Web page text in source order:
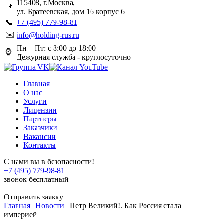
📌
115408, г.Москва,
ул. Братеевская, дом 16 корпус 6
📞 +7 (495) 779-98-81
✉️ info@holding-rus.ru
⌚️ Пн – Пт: с 8:00 до 18:00
Дежурная служба - круглосуточно
Главная
О нас
Услуги
Лицензии
Партнеры
Заказчики
Вакансии
Контакты
С нами вы в безопасности!
+7 (495) 779-98-81
звонок бесплатный
Отправить заявку
Главная | Новости | Петр Великий!. Как Россия стала
империей